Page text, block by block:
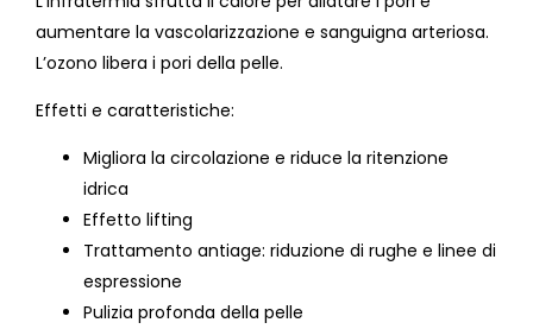
aumentare la vascolarizzazione e sanguigna arteriosa.
L’ozono libera i pori della pelle.
Effetti e caratteristiche:
Migliora la circolazione e riduce la ritenzione
idrica
Effetto lifting
Trattamento antiage: riduzione di rughe e linee di
espressione
Pulizia profonda della pelle